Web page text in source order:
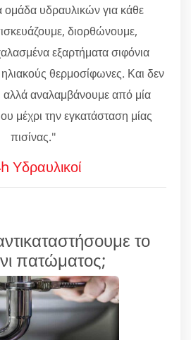
ομάδα υδραυλικών για κάθε
διορθώνουμε,
εξαρτήματα σιφόνια
θερμοσίφωνες. Και δεν
αναλαμβάνουμε από μία
μέχρι την εγκατάσταση μίας
πισίνας."
Υδραυλικοί
το
πατώματος;